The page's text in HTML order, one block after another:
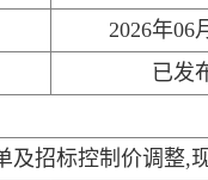
2026年06
已发
及招标控制价调整,